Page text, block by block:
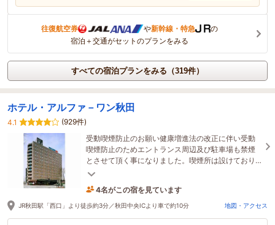
往復航空券 や新幹線・特急
の
宿泊＋交通がセットのプランをみる
すべての宿泊プランをみる（319件）
ホテル・アルファ－ワン秋田
4.1
(929件)
受動喫煙防止のお願い健康増進法の改正に伴い受動
喫煙防止のためエントランス周辺及び駐車場も禁煙
とさせて頂く事になりました。喫煙所は設けており
ませんので、お煙草は喫煙可のお部屋でお願い致し
4名がこの宿を見ています
たった今予約されました
JR秋田駅「西口」より徒歩約3分／秋田中央ICより車で約10分 地図・アクセス